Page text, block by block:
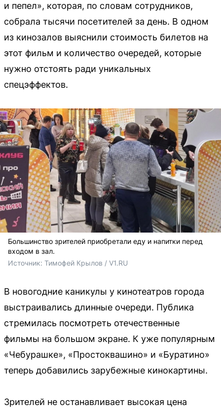
и пепел», которая, по словам сотрудников,
собрала тысячи посетителей за день. В одном
из кинозалов выяснили стоимость билетов на
этот фильм и количество очередей, которые
нужно отстоять ради уникальных
спецэффектов.
Большинство зрителей приобретали еду и напитки перед
входом в зал.
Источник: Тимофей Крылов / V1.RU
В новогодние каникулы у кинотеатров города
выстраивались длинные очереди. Публика
стремилась посмотреть отечественные
фильмы на большом экране. К уже популярным
«Чебурашке», «Простоквашино» и «Буратино»
теперь добавились зарубежные кинокартины.
Зрителей не останавливает высокая цена